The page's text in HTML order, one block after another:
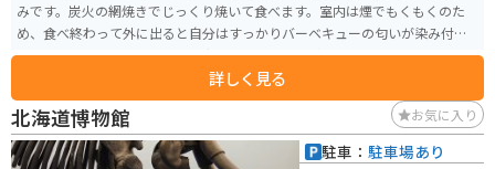
みです。炭火の網焼きでじっくり焼いて食べます。室内は煙でもくもくのた
め、食べ終わって外に出ると自分はすっかりバーベキューの匂いが染み付い
ています。その為、その後の予定はなかなか入れづらいです。それでも食べた
詳しく見る
北海道博物館 お気に入り
駐車： 駐車場あり